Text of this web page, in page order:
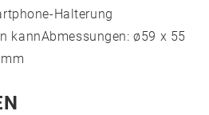
Halterung
kannAbmessungen: ø59 x 55